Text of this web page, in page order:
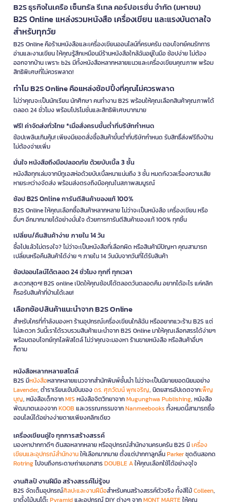
B2S ธุรกิจในเครือ เซ็นทรัล รีเทล คอร์ปอเรชั่น จำกัด (มหาชน)
B2S Online แหล่งรวมหนังสือ เครื่องเขียน และแรงบันดาลใจ
สำหรับทุกวัย
B2S Online คือร้านหนังสือและเครื่องเขียนออนไลน์ที่ครบครัน ตอบโจทย์คนรักการ
อ่านและงานเขียน ให้คุณรู้สึกเหมือนมีร้านหนังสือใกล้ฉันอยู่ในมือ ช้อปง่าย ไม่ต้อง
ออกจากบ้าน เพราะ b2s มีทั้งหนังสือหลากหลายแนวและเครื่องเขียนคุณภาพ พร้อม
สิทธิพิเศษที่ไม่ควรพลาด!
ทำไม B2S Online คือแหล่งช้อปปิ้งที่คุณไม่ควรพลาด
ไม่ว่าคุณจะเป็นนักเรียน นักศึกษา คนทำงาน B2S พร้อมให้คุณเลือกสินค้าคุณภาพได้
ตลอด 24 ชั่วโมง พร้อมโปรโมชั่นและสิทธิพิเศษมากมาย
ฟรี! ค่าจัดส่งทั่วไทย *เมื่อสั่งครบขั้นต่ำที่บริษัทกำหนด
ช้อปเพลินเกินคุ้ม! เพียงมียอดสั่งซื้อสินค้าขั้นต่ำที่บริษัทกำหนด รับสิทธิ์ส่งฟรีถึงบ้าน
ไม่ต้องจ่ายเพิ่ม
มั่นใจ หนังสือถึงมือปลอดภัย ด้วยบับเบิ้ล 3 ชั้น
หนังสือทุกเล่มจากบีทูเอสห่อด้วยบับเบิ้ลหนาแน่นถึง 3 ชั้น หมดกังวลเรื่องความเสีย
หายระหว่างจัดส่ง พร้อมส่งตรงถึงมือคุณในสภาพสมบูรณ์
ช้อป B2S Online การันตีสินค้าของแท้ 100%
B2S Online ให้คุณเลือกซื้อสินค้าหลากหลาย ไม่ว่าจะเป็นหนังสือ เครื่องเขียน หรือ
อื่นๆ อีกมากมายได้อย่างมั่นใจ ด้วยการการันตีสินค้าของแท้ 100% ทุกชิ้น
เปลี่ยน/คืนสินค้าง่าย ภายใน 14 วัน
ซื้อไปแล้วไม่ตรงใจ? ไม่ว่าจะเป็นหนังสือที่เลือกผิด หรือสินค้ามีปัญหา คุณสามารถ
เปลี่ยนหรือคืนสินค้าได้ง่าย ๆ ภายใน 14 วันนับจากวันที่ได้รับสินค้า
ช้อปออนไลน์ได้ตลอด 24 ชั่วโมง ทุกที่ ทุกเวลา
สะดวกสุดๆ! B2S online เปิดให้คุณช้อปได้ตลอดวันตลอดคืน อยากได้อะไร แค่คลิก
ก็รอรับสินค้าที่บ้านได้เลย!
เลือกช้อปสินค้าแนะนำจาก B2S Online
สำหรับใครที่กำลังมองหา ร้านอุปกรณ์เครื่องเขียนใกล้ฉัน หรืออยากแวะร้าน B2S แต่
ไม่สะดวก วันนี้เราได้รวบรวมสินค้าแนะนำจาก B2S Online มาให้คุณเลือกสรรได้ง่ายๆ
พร้อมตอบโจทย์ทุกไลฟ์สไตล์ ไม่ว่าคุณจะมองหา ร้านขายหนังสือ หรือสินค้าอื่นๆ
ก็ตาม
หนังสือหลากหลายสไตล์
B2S มีหนังสือหลากหลายแนวจากสำนักพิมพ์ชั้นนำ ไม่ว่าจะเป็นนิยายยอดนิยมอย่าง
Lavender, ตำราเรียนเข้มข้นของดร. ศุภวัฒน์ พุกเจริญ, นิตยสารอัปเดตจากเพ็ญ
บุญ, หนังสือเด็กจากMIS หนังสือจิตวิทยาจากMugunghwa Publishing, หนังสือ
พัฒนาตนเองจากKOOB และวรรณกรรมจากNanmeebooks ทั้งหมดนี้สามารถซื้อ
ออนไลน์ได้อย่างง่ายดายเพียงคลิกเดียว
เครื่องเขียนคู่ใจ ทุกการสร้างสรรค์
มองหาปากกาดีๆ ดินสอหลากหลาย หรืออุปกรณ์สำนักงานครบครัน B2S มีเครื่อง
เขียนและอุปกรณ์สำนักงานให้เลือกมากมาย ตั้งแต่ปากกาลูกลื่นParkerชุดดินสอกด
Rotringไปจนถึงกระดาษถ่ายเอกสารDOUBLE Aให้คุณเลือกใช้ได้อย่างจุใจ
งานศิลป์ งานฝีมือ สร้างสรรค์ไม่รู้จบ
B2S จัดเต็มอุปกรณ์ศิลปะและงานฝีมือสำหรับคนสร้างสรรค์ตัวจริง ทั้งสีไม้Colleen,
ขาตั้งไม้บนโต๊ะPyramidและอุปกรณ์ DIY ต่างๆ จากMONT MARTEให้คุณ